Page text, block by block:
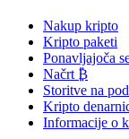
Nakup kripto
Kripto paketi
Ponavljajoča
Načrt ₿
Storitve na
Kripto
Informacije o